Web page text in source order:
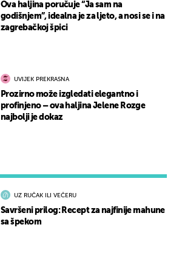
UZ RUČAK ILI VEČERU
Savršeni prilog: Recept za najfinije mahune
sa špekom
Ova haljina poručuje “Ja sam na
godišnjem”, idealna je za ljeto, a nosi se i na
zagrebačkoj špici
UVIJEK PREKRASNA
Prozirno može izgledati elegantno i
profinjeno – ova haljina Jelene Rozge
najbolji je dokaz